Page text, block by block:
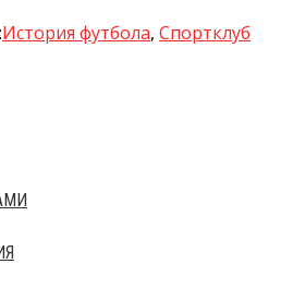
История футбола, Спортклуб